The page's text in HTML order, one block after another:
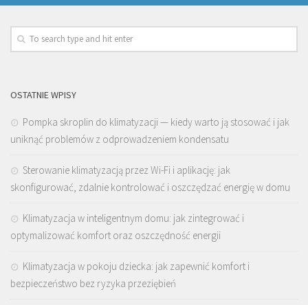
OSTATNIE WPISY
Pompka skroplin do klimatyzacji — kiedy warto ją stosować i jak
uniknąć problemów z odprowadzeniem kondensatu
Sterowanie klimatyzacją przez Wi-Fi i aplikację: jak
skonfigurować, zdalnie kontrolować i oszczędzać energię w domu
Klimatyzacja w inteligentnym domu: jak zintegrować i
optymalizować komfort oraz oszczędność energii
Klimatyzacja w pokoju dziecka: jak zapewnić komfort i
bezpieczeństwo bez ryzyka przeziębień